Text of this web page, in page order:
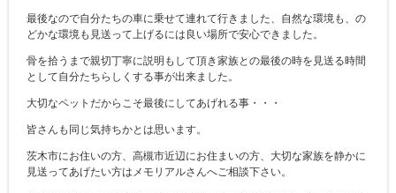
最後なので自分たちの車に乗せて連れて行きました、自然な環境も、の
どかな環境も見送って上げるには良い場所で安心できました。
骨を拾うまで親切丁寧に説明もして頂き家族との最後の時を見送る時間
として自分たちらしくする事が出来ました。
大切なペットだからこそ最後にしてあげれる事・・・
皆さんも同じ気持ちかとは思います。
茨木市にお住いの方、高槻市近辺にお住まいの方、大切な家族を静かに
見送ってあげたい方はメモリアルさんへご相談下さい。